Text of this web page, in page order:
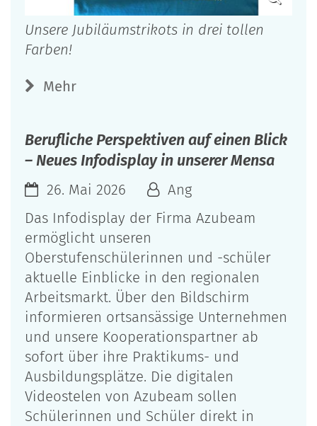
Unsere Jubiläumstrikots in drei tollen
Farben!
Mehr
Berufliche Perspektiven auf einen Blick
– Neues Infodisplay in unserer Mensa
26. Mai 2026
Ang
Das Infodisplay der Firma Azubeam
ermöglicht unseren
Oberstufenschülerinnen und -schüler
aktuelle Einblicke in den regionalen
Arbeitsmarkt. Über den Bildschirm
informieren ortsansässige Unternehmen
und unsere Kooperationspartner ab
sofort über ihre Praktikums- und
Ausbildungsplätze. Die digitalen
Videostelen von Azubeam sollen
Schülerinnen und Schüler direkt in